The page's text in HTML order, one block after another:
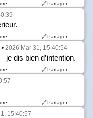
🔗Partager
🔗Partager
• 2026 Mar 31, 15:40:54
je dis bien d’intention.
🔗Partager
🔗Partager
15:40:57